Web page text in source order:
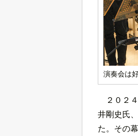
演奏会は
２０２
井剛史氏
た。その